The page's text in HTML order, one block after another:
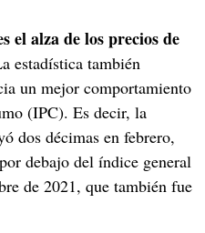
el alza de los precios de
estadística también
un mejor comportamiento
(IPC). Es decir, la
dos décimas en febrero,
debajo del índice general
de 2021, que también fue